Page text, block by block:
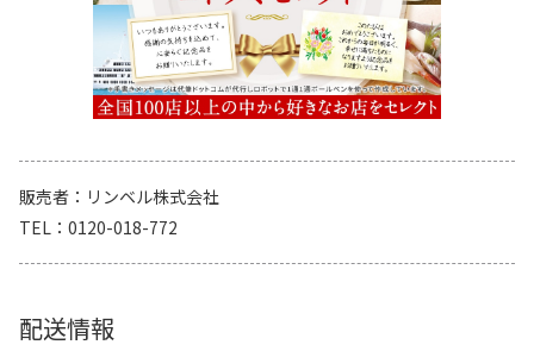
販売者
リンベル株式会社
TEL
0120-018-772
配送情報